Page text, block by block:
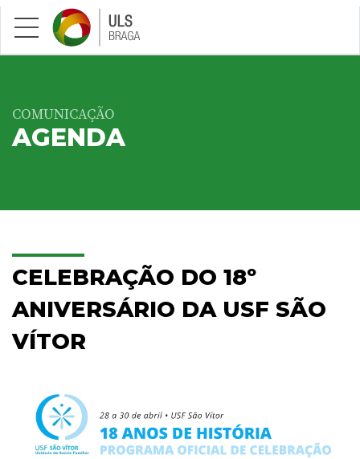
Saltar para conteúdo principal
COMUNICAÇÃO
AGENDA
CELEBRAÇÃO DO 18º
ANIVERSÁRIO DA USF SÃO
VÍTOR